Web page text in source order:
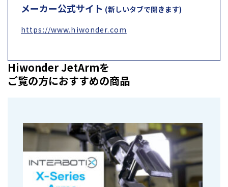
メーカー公式サイト (新しいタブで開きます)
https://www.hiwonder.com
Hiwonder JetArmを
ご覧の方におすすめの商品